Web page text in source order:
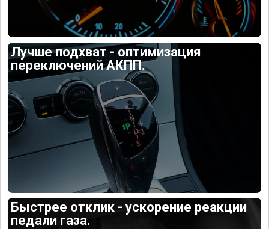
Лучше подхват - оптимизация
переключений АКПП.
Быстрее отклик - ускорение реакции
педали газа.